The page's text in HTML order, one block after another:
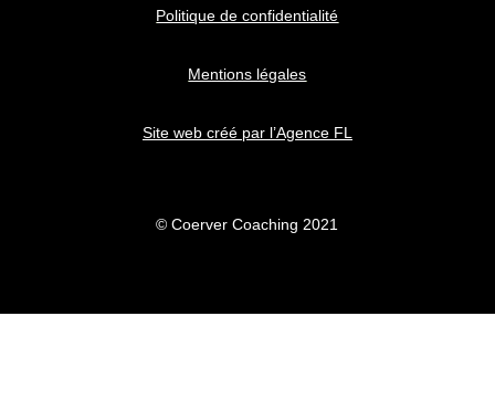
Politique de confidentialité
Mentions légales
Site web créé par l’Agence FL
© Coerver Coaching 2021